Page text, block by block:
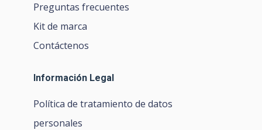
Preguntas frecuentes
Kit de marca
Contáctenos
Información Legal
Política de tratamiento de datos
personales